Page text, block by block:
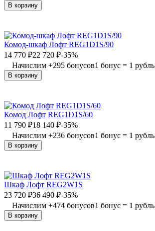
В корзину
Комод-шкаф Лофт REG1D1S/90
14 770 ₽22 720 ₽-35%
Начислим +295 бонусов1 бонус = 1 рубль
В корзину
Комод Лофт REG1D1S/60
11 790 ₽18 140 ₽-35%
Начислим +236 бонусов1 бонус = 1 рубль
В корзину
Шкаф Лофт REG2W1S
23 720 ₽36 490 ₽-35%
Начислим +474 бонусов1 бонус = 1 рубль
В корзину